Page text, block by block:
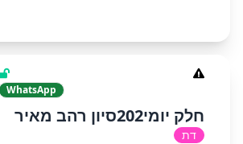
WhatsApp
חלק יומי202סיון רהב מאיר
דת